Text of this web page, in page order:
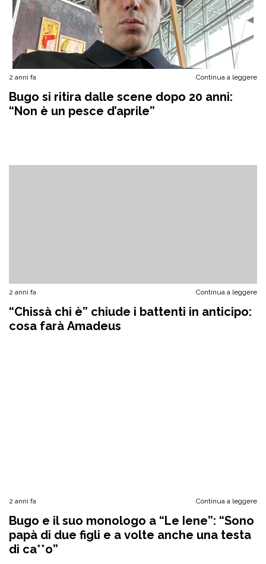
2 anni fa Continua a leggere
Bugo si ritira dalle scene dopo 20 anni:
“Non è un pesce d’aprile”
2 anni fa Continua a leggere
“Chissà chi è” chiude i battenti in anticipo:
cosa farà Amadeus
2 anni fa Continua a leggere
Bugo e il suo monologo a “Le Iene”: “Sono
papà di due figli e a volte anche una testa
di ca**o”